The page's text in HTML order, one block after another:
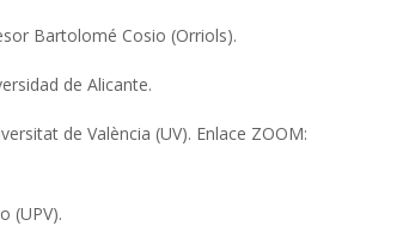
Bartolomé Cosio (Orriols).
de Alicante.
de València (UV). Enlace ZOOM:
(UPV).